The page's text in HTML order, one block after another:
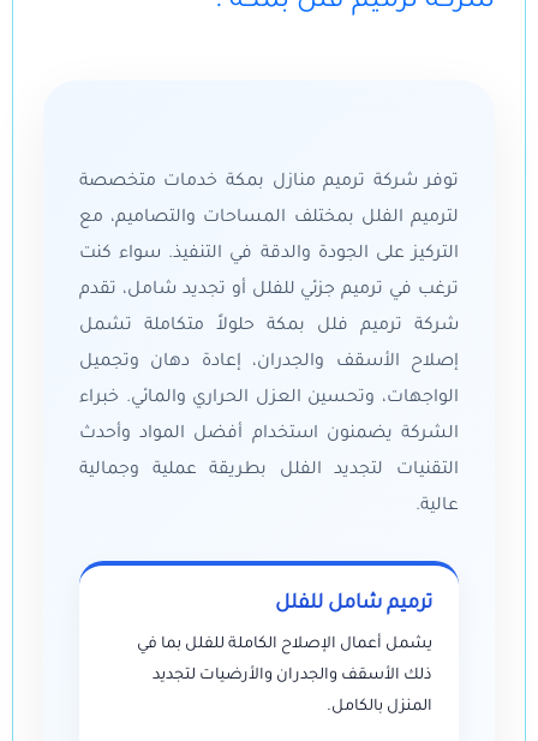
توفر شركة ترميم منازل بمكة خدمات متخصصة
لترميم الفلل بمختلف المساحات والتصاميم، مع
التركيز على الجودة والدقة في التنفيذ. سواء كنت
ترغب في ترميم جزئي للفلل أو تجديد شامل، تقدم
شركة ترميم فلل بمكة حلولاً متكاملة تشمل
إصلاح الأسقف والجدران، إعادة دهان وتجميل
الواجهات، وتحسين العزل الحراري والمائي. خبراء
الشركة يضمنون استخدام أفضل المواد وأحدث
التقنيات لتجديد الفلل بطريقة عملية وجمالية
عالية.
ترميم شامل للفلل
يشمل أعمال الإصلاح الكاملة للفلل بما في
ذلك الأسقف والجدران والأرضيات لتجديد
المنزل بالكامل.